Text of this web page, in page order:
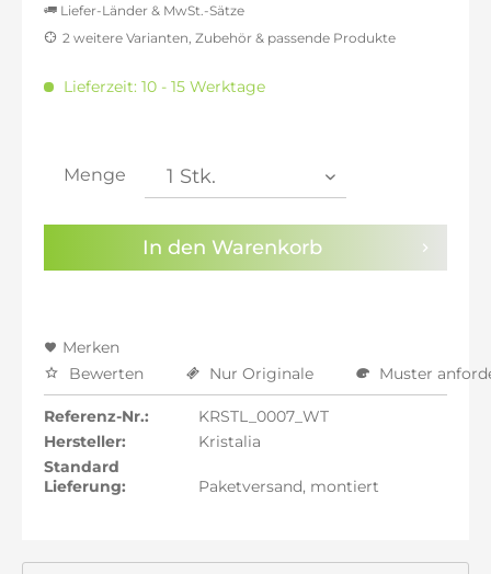
Sie haben dieDatenschutzbestimmungenzur
Kenntnis genommen.
Liefer-Länder & MwSt.-Sätze
inkl. 16% MwSt.: 364,57 €
inkl. 21% MwSt.: 380,29 €
inkl. 22% MwSt.: 383,43 €
2 weitere Varianten, Zubehör & passende Produkte
Lieferzeit: 10 - 15 Werktage
Menge
In den Warenkorb
Merken
Bewerten
Nur Originale Muster
Referenz-Nr.:
KRSTL_0007_WT
Hersteller:
Kristalia
Standard
Lieferung:
Paketversand, montiert